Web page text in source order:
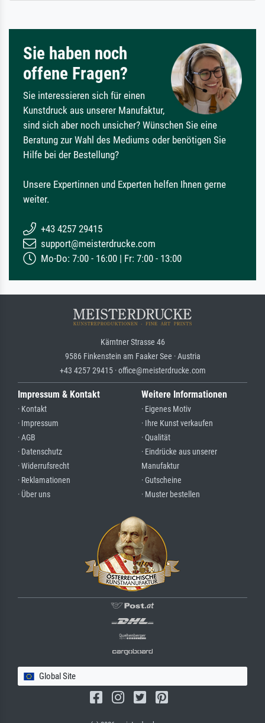
Sie haben noch
offene Fragen?
Sie interessieren sich für einen
Kunstdruck aus unserer Manufaktur,
sind sich aber noch unsicher? Wünschen Sie eine
Beratung zur Wahl des Mediums oder benötigen Sie
Hilfe bei der Bestellung?
Unsere Expertinnen und Experten helfen Ihnen gerne
weiter.
+43 4257 29415
support@meisterdrucke.com
Mo-Do: 7:00 - 16:00 | Fr: 7:00 - 13:00
Kärntner Strasse 46
9586 Finkenstein am Faaker See · Austria
+43 4257 29415 · office@meisterdrucke.com
Impressum & Kontakt
· Kontakt
· Impressum
· AGB
· Datenschutz
· Widerrufsrecht
· Reklamationen
· Über uns
Weitere Informationen
· Eigenes Motiv
· Ihre Kunst verkaufen
· Qualität
· Eindrücke aus unserer
Manufaktur
· Gutscheine
· Muster bestellen
Global Site